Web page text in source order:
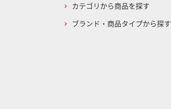
カテゴリから商品を探す
ブランド・商品タイプから探す